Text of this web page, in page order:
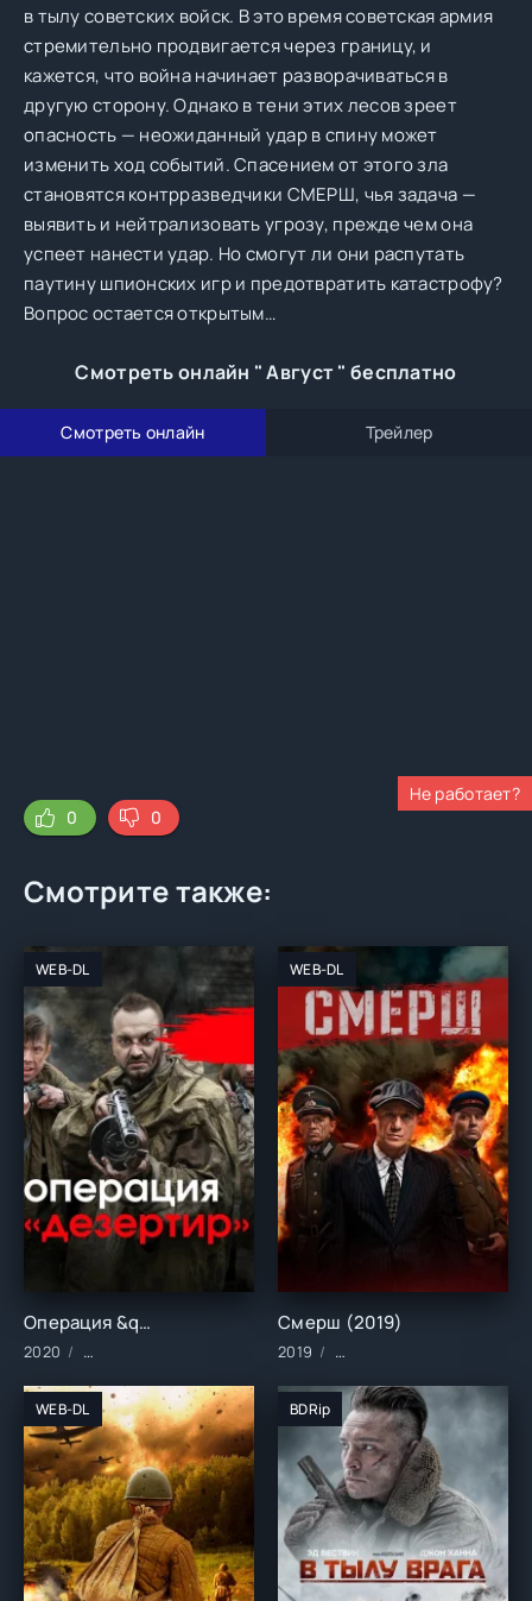
в тылу советских войск. В это время советская армия
стремительно продвигается через границу, и
кажется, что война начинает разворачиваться в
другую сторону. Однако в тени этих лесов зреет
опасность — неожиданный удар в спину может
изменить ход событий. Спасением от этого зла
становятся контрразведчики СМЕРШ, чья задача —
выявить и нейтрализовать угрозу, прежде чем она
успеет нанести удар. Но смогут ли они распутать
паутину шпионских игр и предотвратить катастрофу?
Вопрос остается открытым…
Смотреть онлайн " Август " бесплатно
Смотреть онлайн Трейлер
Не работает?
0
0
Смотрите также:
WEB-DL
Операция &quot;Дезертир&quot; (2020)
2020 Сериалы/2020 год/Зарубежные/Военные/Драма/
WEB-DL
Смерш (2019)
2019 Сериалы/2019 год/
WEB-DL BDRip